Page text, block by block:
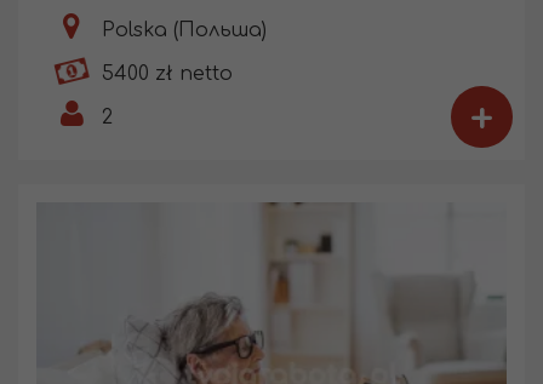
Polska (Польша)
5400 zł netto
2
+